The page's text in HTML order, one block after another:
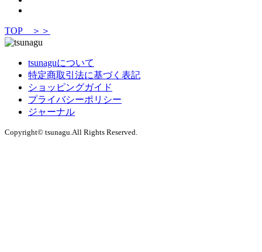
TOP ＞＞
tsunaguについて
特定商取引法に基づく表記
ショッピングガイド
プライバシーポリシー
ジャーナル
Copyright© tsunagu.All Rights Reserved.